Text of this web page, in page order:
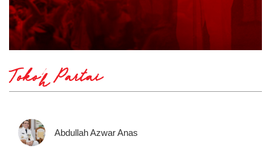
Tokoh Partai
Abdullah Azwar Anas